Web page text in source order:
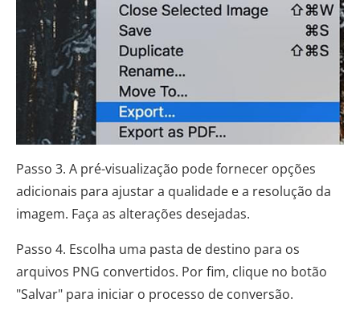
Passo 3. A pré-visualização pode fornecer opções
adicionais para ajustar a qualidade e a resolução da
imagem. Faça as alterações desejadas.
Passo 4. Escolha uma pasta de destino para os
arquivos PNG convertidos. Por fim, clique no botão
"Salvar" para iniciar o processo de conversão.